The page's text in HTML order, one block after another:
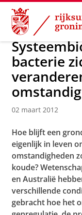
Skip
Content
Skip
Navigation
Over ons Actueel
bacterie
02 maart 2012
Hoe blijft een
eigenlijk in leven
omstandigheden
koude?
en Australië
verschillende
gebracht hoe het